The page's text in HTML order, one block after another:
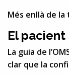
Més enllà de
El
La guia de
clar que la